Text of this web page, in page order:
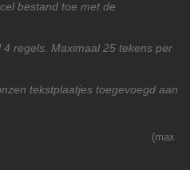
bestand toe met de
regels. Maximaal 25 tekens per
tekstplaatjes toegevoegd aan
(max